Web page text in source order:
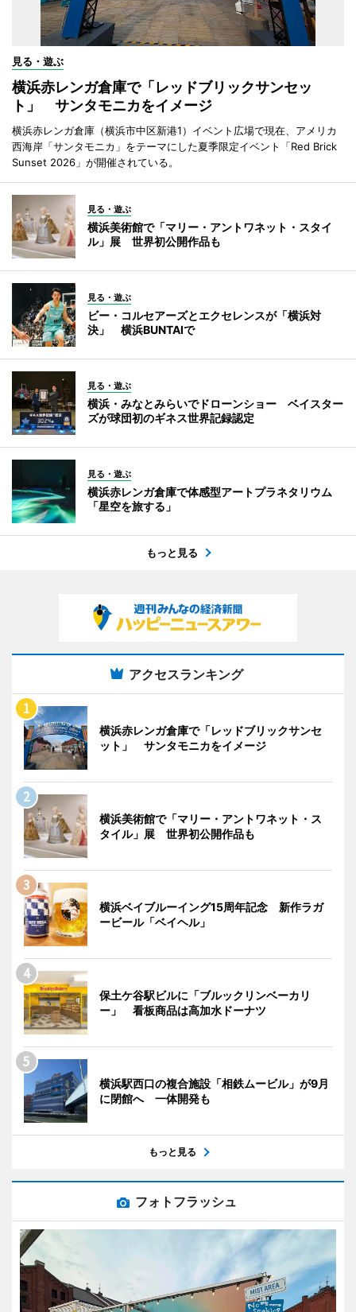
見る・遊ぶ
横浜赤レンガ倉庫で「レッドブリックサンセッ
ト」 サンタモニカをイメージ
横浜赤レンガ倉庫（横浜市中区新港1）イベント広場で現在、アメリカ
西海岸「サンタモニカ」をテーマにした夏季限定イベント「Red Brick
Sunset 2026」が開催されている。
見る・遊ぶ
横浜美術館で「マリー・アントワネット・スタイ
ル」展 世界初公開作品も
見る・遊ぶ
ビー・コルセアーズとエクセレンスが「横浜対
決」 横浜BUNTAIで
見る・遊ぶ
横浜・みなとみらいでドローンショー ベイスター
ズが球団初のギネス世界記録認定
見る・遊ぶ
横浜赤レンガ倉庫で体感型アートプラネタリウム
「星空を旅する」
もっと見る
アクセスランキング
横浜赤レンガ倉庫で「レッドブリックサンセ
ット」 サンタモニカをイメージ
横浜美術館で「マリー・アントワネット・ス
タイル」展 世界初公開作品も
横浜ベイブルーイング15周年記念 新作ラガ
ービール「ベイヘル」
保土ケ谷駅ビルに「ブルックリンベーカリ
ー」 看板商品は高加水ドーナツ
横浜駅西口の複合施設「相鉄ムービル」が9月
に閉館へ 一体開発も
もっと見る
フォトフラッシュ